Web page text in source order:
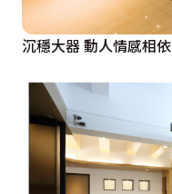
沉穩大器 動人情感相依